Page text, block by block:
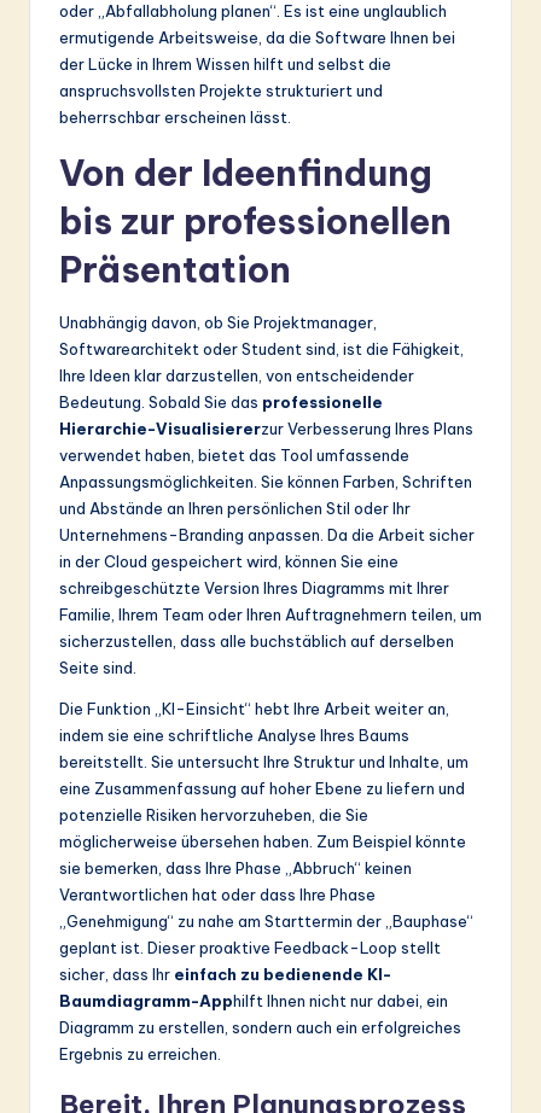
oder „Abfallabholung planen“. Es ist eine unglaublich
ermutigende Arbeitsweise, da die Software Ihnen bei
der Lücke in Ihrem Wissen hilft und selbst die
anspruchsvollsten Projekte strukturiert und
beherrschbar erscheinen lässt.
Von der Ideenfindung
bis zur professionellen
Präsentation
Unabhängig davon, ob Sie Projektmanager,
Softwarearchitekt oder Student sind, ist die Fähigkeit,
Ihre Ideen klar darzustellen, von entscheidender
Bedeutung. Sobald Sie das professionelle
Hierarchie-Visualisiererzur Verbesserung Ihres Plans
verwendet haben, bietet das Tool umfassende
Anpassungsmöglichkeiten. Sie können Farben, Schriften
und Abstände an Ihren persönlichen Stil oder Ihr
Unternehmens-Branding anpassen. Da die Arbeit sicher
in der Cloud gespeichert wird, können Sie eine
schreibgeschützte Version Ihres Diagramms mit Ihrer
Familie, Ihrem Team oder Ihren Auftragnehmern teilen, um
sicherzustellen, dass alle buchstäblich auf derselben
Seite sind.
Die Funktion „KI-Einsicht“ hebt Ihre Arbeit weiter an,
indem sie eine schriftliche Analyse Ihres Baums
bereitstellt. Sie untersucht Ihre Struktur und Inhalte, um
eine Zusammenfassung auf hoher Ebene zu liefern und
potenzielle Risiken hervorzuheben, die Sie
möglicherweise übersehen haben. Zum Beispiel könnte
sie bemerken, dass Ihre Phase „Abbruch“ keinen
Verantwortlichen hat oder dass Ihre Phase
„Genehmigung“ zu nahe am Starttermin der „Bauphase“
geplant ist. Dieser proaktive Feedback-Loop stellt
sicher, dass Ihr einfach zu bedienende KI-
Baumdiagramm-Apphilft Ihnen nicht nur dabei, ein
Diagramm zu erstellen, sondern auch ein erfolgreiches
Ergebnis zu erreichen.
Bereit, Ihren Planungsprozess